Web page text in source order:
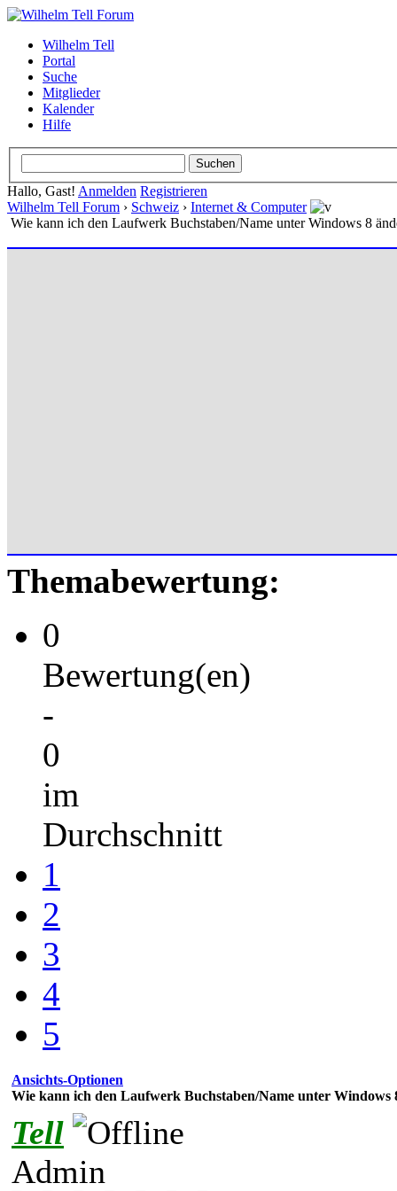
Wilhelm Tell
Portal
Suche
Mitglieder
Kalender
Hilfe
Hallo, Gast! Anmelden Registrieren
Wilhelm Tell Forum › Schweiz › Internet & Computer
Wie kann ich den Laufwerk Buchstaben/Name unter Windows 8
Themabewertung:
0
Bewertung(en)
-
0
im
Durchschnitt
1
2
3
4
5
Ansichts-Optionen
Wie kann ich den Laufwerk Buchstaben/Name unter Windows
Tell
Admin